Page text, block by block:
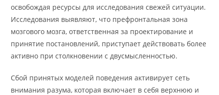
освобождая ресурсы для исследования свежей ситуации.
Исследования выявляют, что префронтальная зона
мозгового мозга, ответственная за проектирование и
принятие постановлений, приступает действовать более
активно при столкновении с двусмысленностью.
Сбой принятых моделей поведения активирует сеть
внимания разума, которая включает в себя верхнюю и